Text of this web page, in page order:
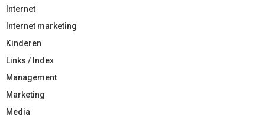
Internet
Internet marketing
Kinderen
Links / Index
Management
Marketing
Media